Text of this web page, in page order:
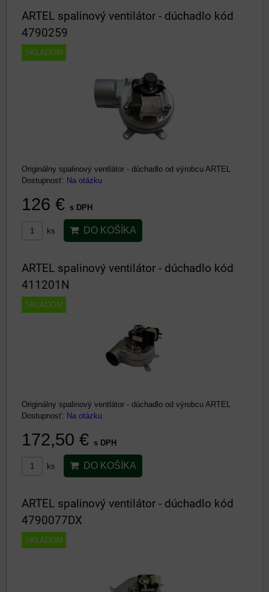
ARTEL spalinový ventilátor - dúchadlo kód
4790259
SKLADOM
Originálny spalinový ventlátor - dúchadlo od výrobcu ARTEL
Dostupnosť: Na otázku
126 € s DPH
ks DO KOŠÍKA
ARTEL spalinový ventilátor - dúchadlo kód
411201N
SKLADOM
Originálny spalinový ventlátor - dúchadlo od výrobcu ARTEL
Dostupnosť: Na otázku
172,50 € s DPH
ks DO KOŠÍKA
ARTEL spalinový ventilátor - dúchadlo kód
4790077DX
SKLADOM